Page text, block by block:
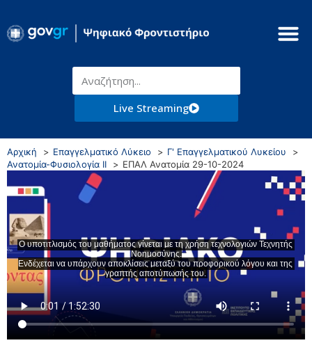
Live Streaming
Αρχική Επαγγελματικό Λύκειο
Γ' Επαγγελματικού Λυκείου
Ανατομία-Φυσιολογία ΙΙ
ΕΠΑΛ Ανατομία 29-10-2024